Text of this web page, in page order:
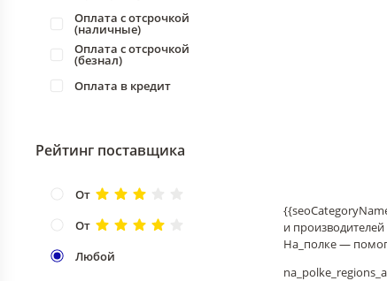
Оплата с отсрочкой
(наличные)
Оплата с отсрочкой
(безнал)
Оплата в кредит
Рейтинг поставщика
От
От
Любой
и
На_полке —